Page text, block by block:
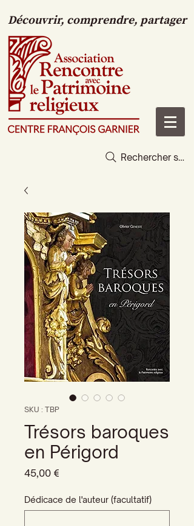
Découvrir, comprendre, partager
Rechercher sur
SKU : TBP
Trésors baroques
en Périgord
45,00 €
Dédicace de l'auteur (facultatif)